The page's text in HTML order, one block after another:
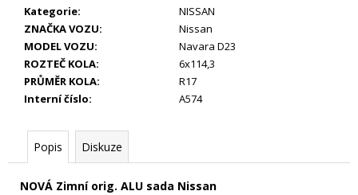
Kategorie:
NISSAN
ZNAČKA VOZU:
Nissan
MODEL VOZU:
Navara D23
ROZTEČ KOLA:
6x114,3
PRŮMĚR KOLA:
R17
Interní číslo: A574
Popis Diskuze
NOVÁ Zimní orig. ALU sada Nissan
SADA
KS
25
500
Kč